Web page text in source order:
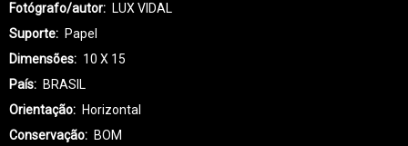
Fotógrafo/autor
LUX VIDAL
Suporte
Papel
Dimensões
10 X 15
País
BRASIL
Orientação
Horizontal
Conservação
BOM